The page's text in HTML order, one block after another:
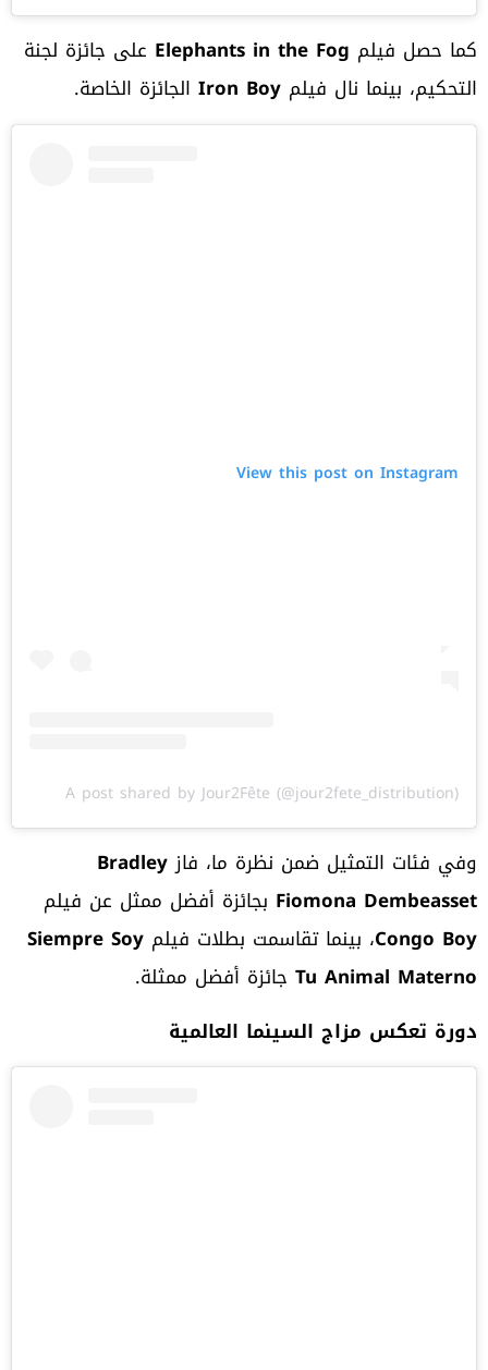
كما حصل فيلم Elephants in the Fog على جائزة لجنة
التحكيم، بينما نال فيلم Iron Boy الجائزة الخاصة.
View this post on Instagram
A post shared by Jour2Fête (@jour2fete_distribution)
وفي فئات التمثيل ضمن نظرة ما، فازBradley
Fiomona Dembeasset بجائزة أفضل ممثل عن فيلم
Congo Boy، بينما تقاسمت بطلات فيلم Siempre Soy
Tu Animal Materno جائزة أفضل ممثلة.
دورة تعكس مزاج السينما العالمية